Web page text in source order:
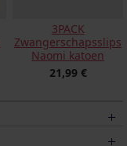
3PACK
Zwangerschapsslips
Naomi katoen
21,99 €